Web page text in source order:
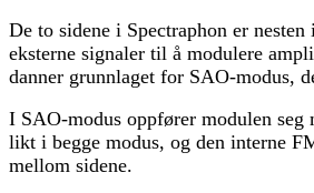
De to sidene i Spectraphon er
eksterne signaler til å modulere
danner grunnlaget for SAO-modus,
I SAO-modus oppfører modulen seg
likt i begge modus, og den interne
mellom sidene.